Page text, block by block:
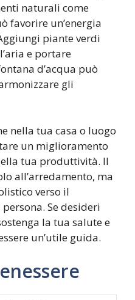
naturali come
favorire un’energia
piante verdi
e portare
d’acqua può
gli
nella tua casa o luogo
un miglioramento
tua produttività. Il
all’arredamento, ma
verso il
Se desideri
la tua salute e
un’utile guida.